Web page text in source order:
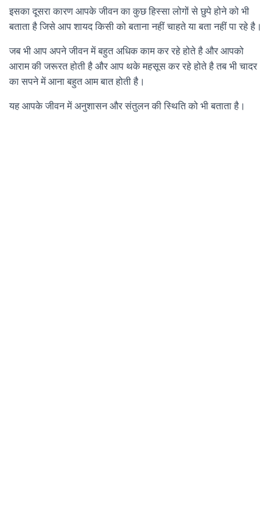
इसका दूसरा कारण आपके जीवन का कुछ हिस्सा लोगों से छुपे होने को भी
बताता है जिसे आप शायद किसी को बताना नहीं चाहते या बता नहीं पा रहे है।
जब भी आप अपने जीवन में बहुत अधिक काम कर रहे होते है और आपको
आराम की जरूरत होती है और आप थके महसूस कर रहे होते है तब भी चादर
का सपने में आना बहुत आम बात होती है।
यह आपके जीवन में अनुशासन और संतुलन की स्थिति को भी बताता है।